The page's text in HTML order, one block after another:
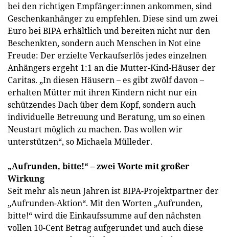
bei den richtigen Empfänger:innen ankommen, sind
Geschenkanhänger zu empfehlen. Diese sind um zwei
Euro bei BIPA erhältlich und bereiten nicht nur den
Beschenkten, sondern auch Menschen in Not eine
Freude: Der erzielte Verkaufserlös jedes einzelnen
Anhängers ergeht 1:1 an die Mutter-Kind-Häuser der
Caritas. „In diesen Häusern – es gibt zwölf davon –
erhalten Mütter mit ihren Kindern nicht nur ein
schützendes Dach über dem Kopf, sondern auch
individuelle Betreuung und Beratung, um so einen
Neustart möglich zu machen. Das wollen wir
unterstützen“, so Michaela Mülleder.
„Aufrunden, bitte!“ – zwei Worte mit großer
Wirkung
Seit mehr als neun Jahren ist BIPA-Projektpartner der
„Aufrunden-Aktion“. Mit den Worten „Aufrunden,
bitte!“ wird die Einkaufssumme auf den nächsten
vollen 10-Cent Betrag aufgerundet und auch diese